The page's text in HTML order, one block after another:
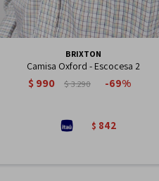
BRIXTON
Camisa Oxford - Escocesa 2
$990 $3.290 69
$ 842